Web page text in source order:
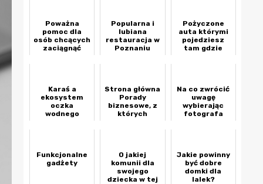
Poważna
pomoc dla
osób chcących
zaciągnąć
Popularna i
lubiana
restauracja w
Poznaniu
Pożyczone
auta którymi
pojedziesz
tam gdzie
Karaś a
ekosystem
oczka
wodnego
Strona główna
Porady
biznesowe, z
których
Na co zwrócić
uwagę
wybierając
fotografa
Funkcjonalne
gadżety
O jakiej
komunii dla
swojego
dziecka w tej
Jakie powinny
być dobre
domki dla
lalek?